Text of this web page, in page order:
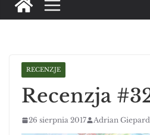
RECENZJE
Recenzja
26 sierpnia 2017 Adrian